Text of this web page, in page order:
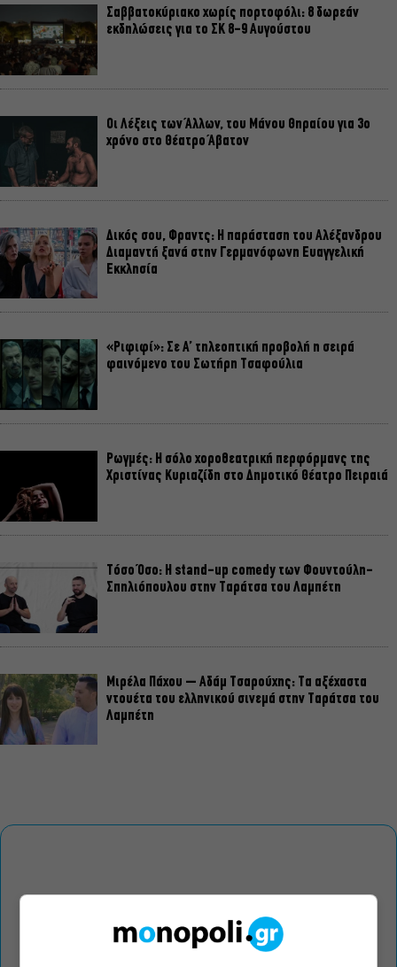
Σαββατοκύριακο χωρίς πορτοφόλι: 8 δωρεάν
εκδηλώσεις για το ΣΚ 8-9 Αυγούστου
Οι Λέξεις των Άλλων, του Μάνου Θηραίου για 3ο
χρόνο στο Θέατρο Άβατον
Δικός σου, Φραντς: Η παράσταση του Αλέξανδρου
Διαμαντή ξανά στην Γερμανόφωνη Ευαγγελική
Εκκλησία
«Ριφιφί»: Σε Α’ τηλεοπτική προβολή η σειρά
φαινόμενο του Σωτήρη Τσαφούλια
Ρωγμές: Η σόλο χοροθεατρική περφόρμανς της
Χριστίνας Κυριαζίδη στο Δημοτικό Θέατρο Πειραιά
Τόσο Όσο: Η stand-up comedy των Φουντούλη-
Σπηλιόπουλου στην Ταράτσα του Λαμπέτη
Μιρέλα Πάχου – Αδάμ Τσαρούχης: Τα αξέχαστα
ντουέτα του ελληνικού σινεμά στην Ταράτσα του
Λαμπέτη